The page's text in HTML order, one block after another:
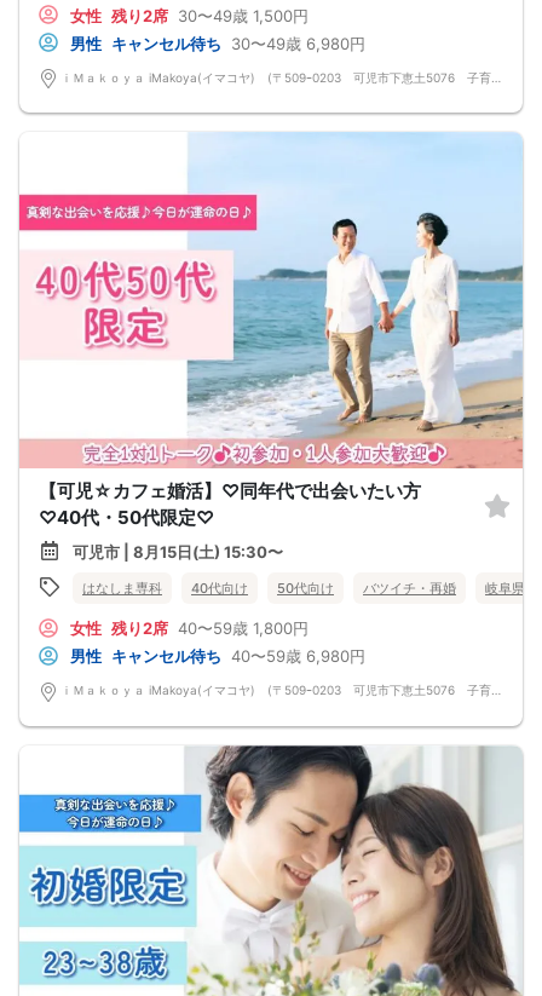
女性 残り2席 30〜49歳 1,500円
男性 キャンセル待ち 30〜49歳 6,980円
【可児☆カフェ婚活】♡同年代で出会いたい方
♡40代・50代限定♡
可児市 | 8月15日(土) 15:30〜
はなしま専科 40代向け 50代向け バツイチ・再婚 岐阜県
女性 残り2席 40〜59歳 1,800円
男性 キャンセル待ち 40〜59歳 6,980円